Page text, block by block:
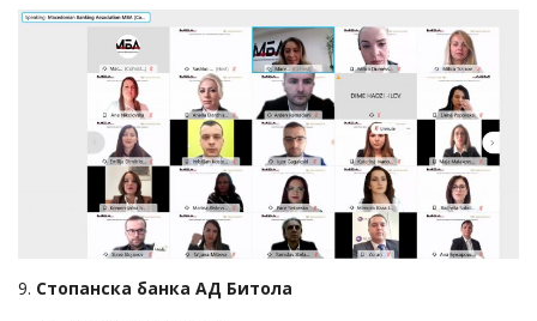
9. Стопанска банка АД Битола